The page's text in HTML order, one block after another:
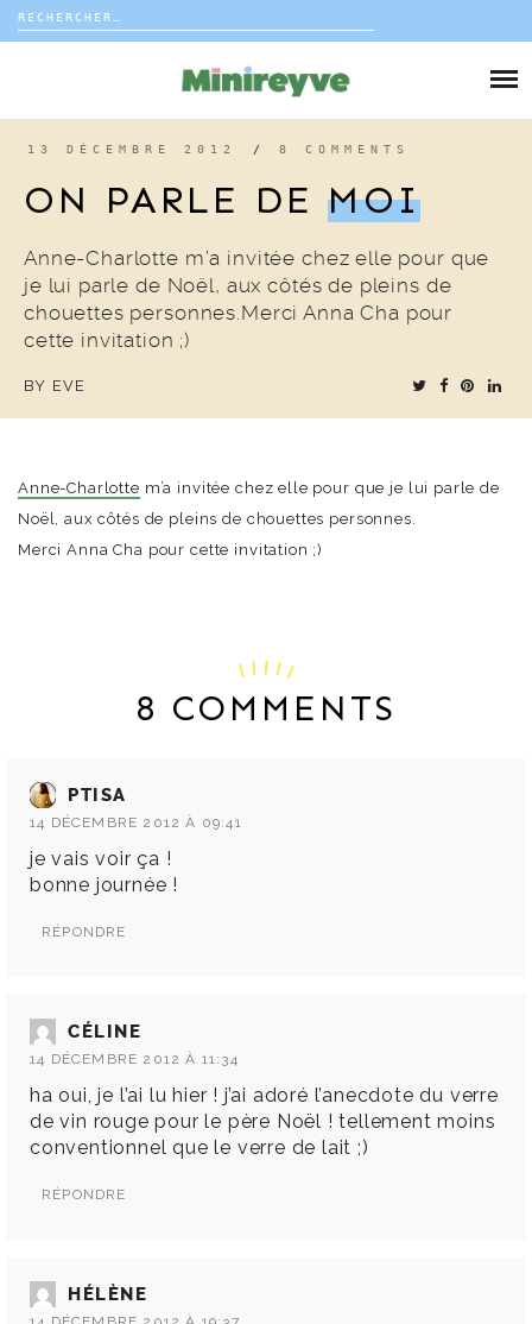
Rechercher :
VIE DE FAMILLE
DÉCO
VOYAGE
COUP DE COEUR
13 DÉCEMBRE 2012 / 8 COMMENTS
ON PARLE DEMOI
Anne-Charlotte m’a invitée chez elle pour que
je lui parle de Noël, aux côtés de pleins de
chouettes personnes.Merci Anna Cha pour
cette invitation ;)
BY EVE
Anne-Charlotte m’a invitée chez elle pour que je lui parle de
Noël, aux côtés de pleins de chouettes personnes.
Merci Anna Cha pour cette invitation ;)
8 COMMENTS
PTISA
14 DÉCEMBRE 2012 À 09:41
je vais voir ça !
bonne journée !
RÉPONDRE
CÉLINE
14 DÉCEMBRE 2012 À 11:34
ha oui, je l’ai lu hier ! j’ai adoré l’anecdote du verre
de vin rouge pour le père Noël ! tellement moins
conventionnel que le verre de lait ;)
RÉPONDRE
HÉLÈNE